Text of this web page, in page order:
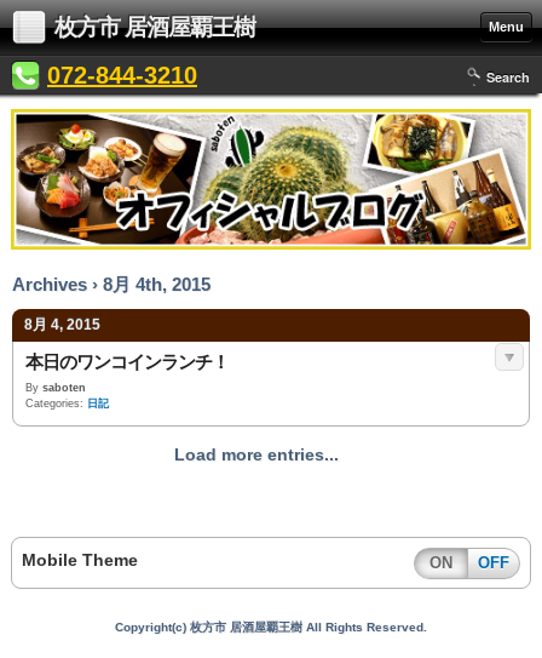
枚方市 居酒屋覇王樹 Menu
072-844-3210 Search
Archives › 8月 4th, 2015
8月 4, 2015
本日のワンコインランチ！
By saboten
Categories: 日記
Load more entries...
Mobile Theme ON OFF
Copyright(c) 枚方市 居酒屋覇王樹 All Rights Reserved.